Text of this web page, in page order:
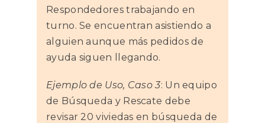
Respondedores trabajando en
turno. Se encuentran asistiendo a
alguien aunque más pedidos de
ayuda siguen llegando.
Ejemplo de Uso, Caso 3: Un equipo
de Búsqueda y Rescate debe
revisar 20 viviedas en búsqueda de